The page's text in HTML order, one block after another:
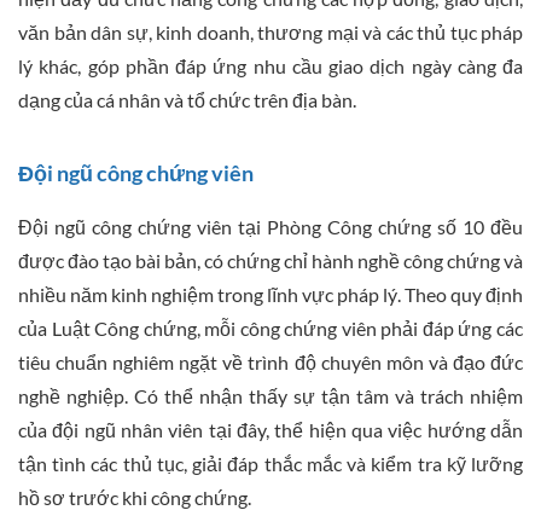
văn bản dân sự, kinh doanh, thương mại và các thủ tục pháp
lý khác, góp phần đáp ứng nhu cầu giao dịch ngày càng đa
dạng của cá nhân và tổ chức trên địa bàn.
Đội ngũ công chứng viên
Đội ngũ công chứng viên tại Phòng Công chứng số 10 đều
được đào tạo bài bản, có chứng chỉ hành nghề công chứng và
nhiều năm kinh nghiệm trong lĩnh vực pháp lý. Theo quy định
của Luật Công chứng, mỗi công chứng viên phải đáp ứng các
tiêu chuẩn nghiêm ngặt về trình độ chuyên môn và đạo đức
nghề nghiệp. Có thể nhận thấy sự tận tâm và trách nhiệm
của đội ngũ nhân viên tại đây, thể hiện qua việc hướng dẫn
tận tình các thủ tục, giải đáp thắc mắc và kiểm tra kỹ lưỡng
hồ sơ trước khi công chứng.